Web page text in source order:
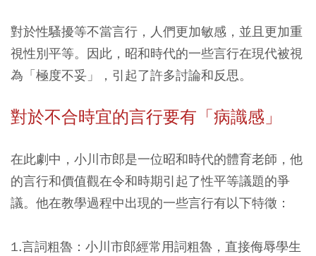
對於性騷擾等不當言行，人們更加敏感，並且更加重
視性別平等。因此，昭和時代的一些言行在現代被視
為「極度不妥」，引起了許多討論和反思。
對於不合時宜的言行要有「病識感」
在此劇中，小川市郎是一位昭和時代的體育老師，他
的言行和價值觀在令和時期引起了性平等議題的爭
議。他在教學過程中出現的一些言行有以下特徵：
1.言詞粗魯： 小川市郎經常用詞粗魯，直接侮辱學生